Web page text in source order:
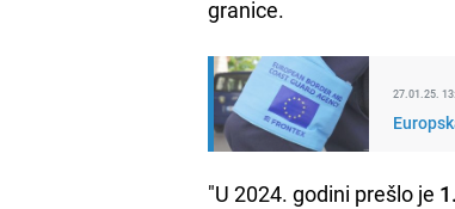
granice.
27.01.25.
"U 2024. godini prešlo je